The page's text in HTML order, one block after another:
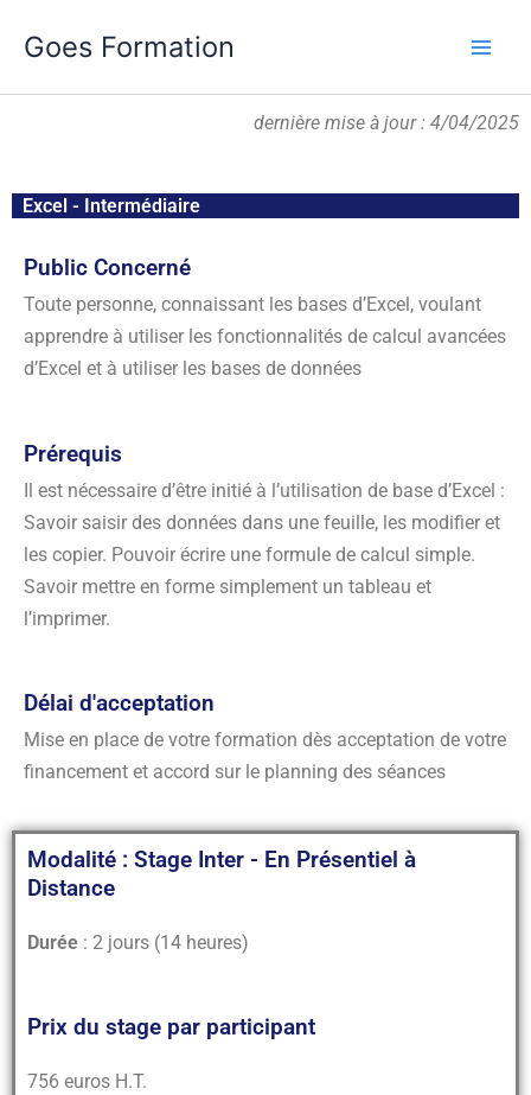
Goes Formation
dernière mise à jour : 4/04/2025
Excel - Intermédiaire
Public Concerné
Toute personne, connaissant les bases d’Excel, voulant
apprendre à utiliser les fonctionnalités de calcul avancées
d’Excel et à utiliser les bases de données
Prérequis
Il est nécessaire d’être initié à l’utilisation de base d’Excel :
Savoir saisir des données dans une feuille, les modifier et
les copier. Pouvoir écrire une formule de calcul simple.
Savoir mettre en forme simplement un tableau et
l’imprimer.
Délai d'acceptation
Mise en place de votre formation dès acceptation de votre
financement et accord sur le planning des séances
Modalité : Stage Inter - En Présentiel à
Distance
Durée : 2 jours (14 heures)
Prix du stage par participant
756 euros H.T.